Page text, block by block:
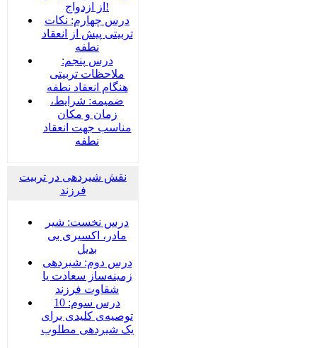
از ازدواج!
درس چهارم: نکات
تربیتی پیش از انعقاد
نطفه
درس پنجم:
ملاحظات تربیتی
هنگام انعقاد نطفه
ضمیمه‌: شرایط،
زمان و مکان
مناسب جهت انعقاد
نطفه
نقش شیردهی در تربیت
فرزند
درس نخست: شیر
مادر، اکسیری بی
بدیل
درس دوم: شیردهی
زمینه‌ساز سعادت یا
شقاوت فرزند
درس سوم: 10
توصیه‌ی کلیدی برای
یک شیردهی مطلوب